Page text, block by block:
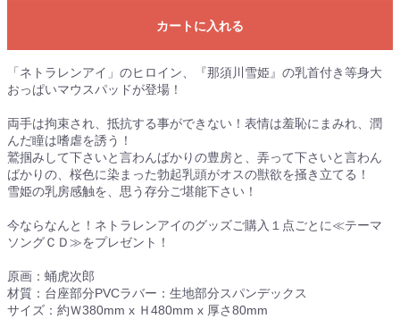
カートに入れる
「ネトラレンアイ」のヒロイン、『那須川雪姫』の乳首付き等身大
おっぱいマウスパッドが登場！
両手は拘束され、抵抗する事ができない！表情は羞恥にまみれ、潤
んだ瞳は嗜虐を誘う！
鷲掴みして下さいと言わんばかりの豊房と、弄って下さいと言わん
ばかりの、桜色に染まった勃起乳頭がオスの獣欲を掻き立てる！
雪姫の乳房感触を、思う存分ご堪能下さい！
今ならなんと！ネトラレンアイのグッズご購入１点ごとに≪テーマ
ソングＣＤ≫をプレゼント！
原画：蛹虎次郎
材質：台座部分PVCラバー：生地部分スパンデックス
サイズ：約Ｗ380mm x Ｈ480mm x 厚さ80mm